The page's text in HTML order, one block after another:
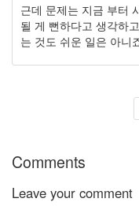
근데 문제는 지금 부터
될 게 뻔하다고 생각하
는 것도 쉬운 일은 아니
Comments
Leave your comment
로
그
래
밍
Trick
18
security